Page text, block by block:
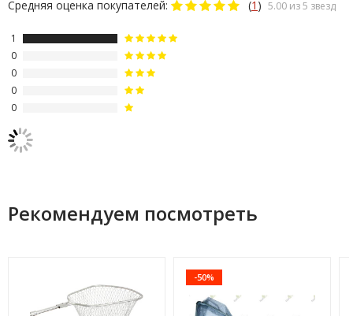
Средняя оценка покупателей: (1 ) 5.00 из 5 звезд
1
0
0
0
0
Рекомендуем посмотреть
-50%